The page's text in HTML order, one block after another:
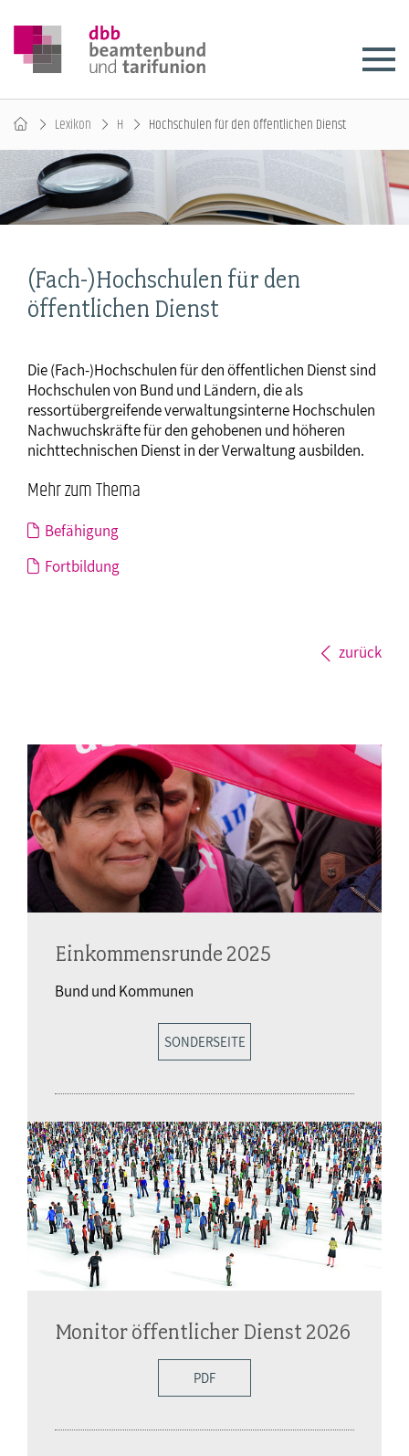
Lexikon H Hochschulen für den öffentlichen Dienst
(Fach-)Hochschulen für den
öffentlichen Dienst
Die (Fach-)Hochschulen für den öffentlichen Dienst sind
Hochschulen von Bund und Ländern, die als
ressortübergreifende verwaltungsinterne Hochschulen
Nachwuchskräfte für den gehobenen und höheren
nichttechnischen Dienst in der Verwaltung ausbilden.
Mehr zum Thema
Befähigung
Fortbildung
zurück
Einkommensrunde 2025
Bund und Kommunen
SONDERSEITE
Monitor öffentlicher Dienst 2026
PDF